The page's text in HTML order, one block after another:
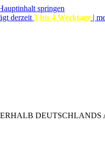
springen
derzeit 3 bis 4 Werktage |
DEUTSCHLANDS